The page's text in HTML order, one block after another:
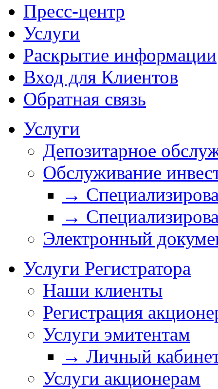
Пресс-центр
Услуги
Раскрытие информации
Вход для Клиентов
Обратная связь
Услуги
Депозитарное
Обслуживание
→
→
Электронный
Услуги Регистратора
Наши клиенты
Регистрация
Услуги эмитентам
→ Личный
Услуги акционерам